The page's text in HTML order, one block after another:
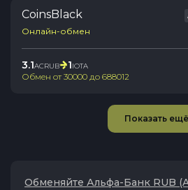
CoinsBlack
Онлайн-обмен
3.1ACRUB 1IOTA
Обмен от30000 до 688012
Показать ещё
Обменяйте Альфа-Банк RUB